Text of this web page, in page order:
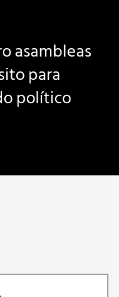
asambleas
para
político